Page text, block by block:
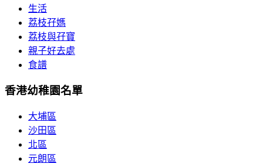
生活
荔枝孖媽
荔枝與孖寶
親子好去處
食譜
香港幼稚園名單
大埔區
沙田區
北區
元朗區